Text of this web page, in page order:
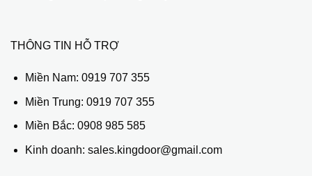
THÔNG TIN HỖ TRỢ
Miền Nam: 0919 707 355
Miền Trung: 0919 707 355
Miền Bắc: 0908 985 585
Kinh doanh: sales.kingdoor@gmail.com